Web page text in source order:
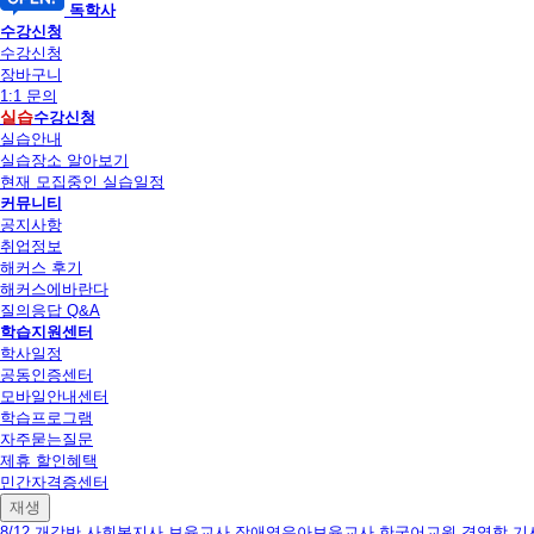
독학사
수강신청
수강신청
장바구니
1:1 문의
실습수강신청
실습안내
실습장소 알아보기
현재 모집중인 실습일정
커뮤니티
공지사항
취업정보
해커스 후기
해커스에바란다
질의응답 Q&A
학습지원센터
학사일정
공동인증센터
모바일안내센터
학습프로그램
자주묻는질문
제휴 할인혜택
민간자격증센터
재생